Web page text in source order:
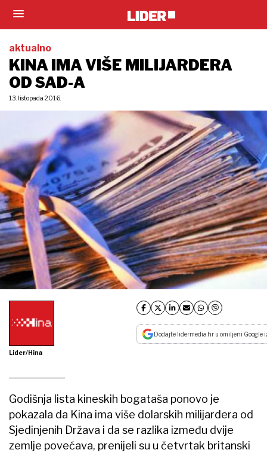
aktualno
KINA IMA VIŠE MILIJARDERA
OD SAD-A
13. listopada 2016.
Lider/Hina
Dodajte lidermedia.hr u omiljeni Google
Godišnja lista kineskih bogataša ponovo je
pokazala da Kina ima više dolarskih milijardera od
Sjedinjenih Država i da se razlika između dvije
zemlje povećava, prenijeli su u četvrtak britanski